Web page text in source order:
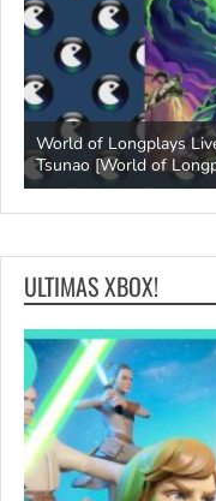
World of Longplays
Tsunao [World of
ULTIMAS XBOX!